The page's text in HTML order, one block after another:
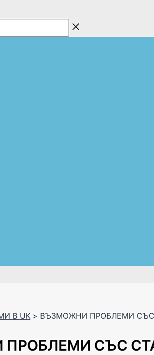
В UK ВЪЗМОЖНИ ПРОБЛЕМИ СЪС
СЪС